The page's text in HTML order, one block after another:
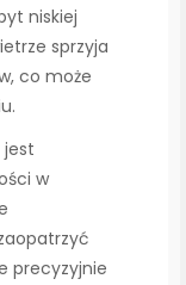
niskiej
sprzyja
co może
jest
w
precyzyjnie